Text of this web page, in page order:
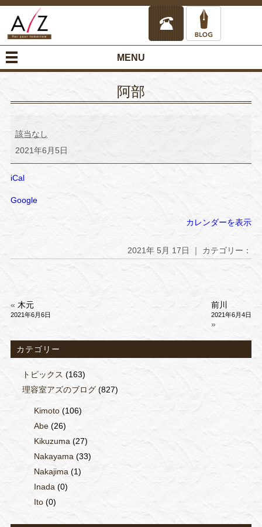
MENU
阿部
部該当なし
2021年6月5日
iCal
Google
カレンダーを表示
2021年 5月 17日 ｜ カテゴリー：
« 木元
2021年6月6日
前川
2021年6月4日
»
カテゴリー
トピックス (163)
理容室アズのブログ(827)
Kimoto(106)
Abe(26)
Kikuzuma (27)
Nakayama (33)
Nakajima (1)
Inada (0)
Ito(0)